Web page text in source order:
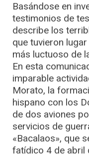
Basándose en
testimonios de
describe los
que tuvieron
más luctuoso de
En esta
imparable
Morato, la
hispano con los
de dos aviones
servicios de
«Bacalaos», que
fatídico 4 de abril